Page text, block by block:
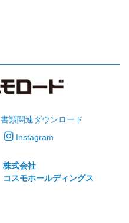
書類関連ダウンロード
Instagram
株式会社
コスモホールディングス